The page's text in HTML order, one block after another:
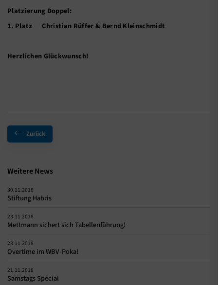
Platzierung Doppel:
1. Platz Christian Rüffer & Bernd Kleinschmidt
Herzlichen Glückwunsch!
Zurück
Weitere News
30.11.2018
Stiftung Habris
23.11.2018
Mettmann sichert sich Tabellenführung!
23.11.2018
Overtime im WBV-Pokal
21.11.2018
Samstags Special